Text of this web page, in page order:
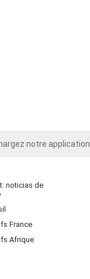
notre application
Android
noticias de
France
Afrique